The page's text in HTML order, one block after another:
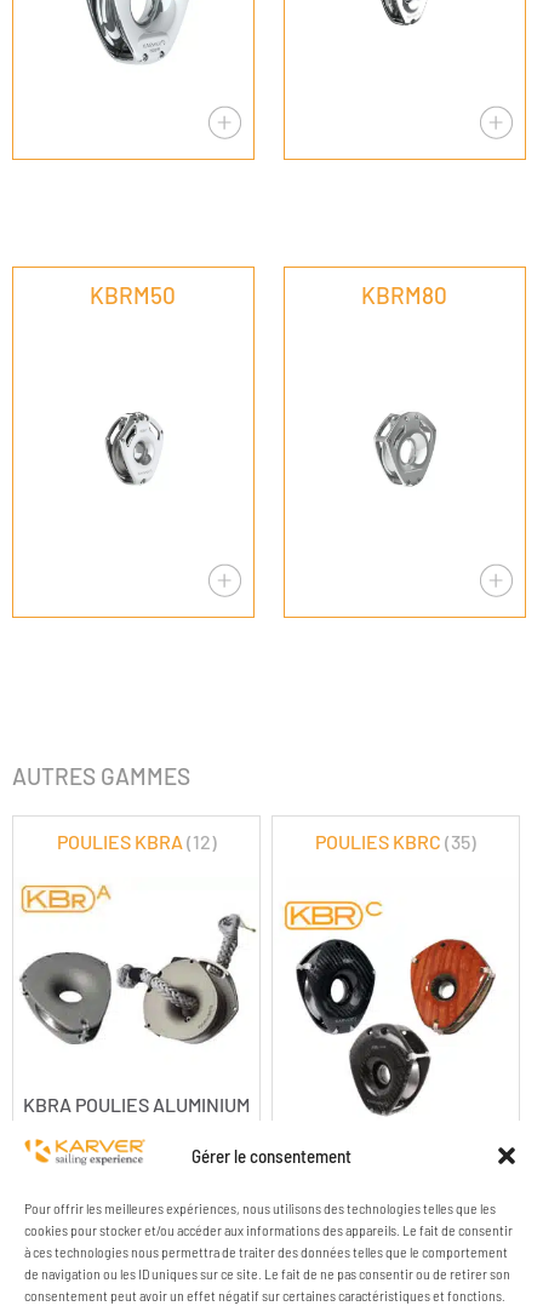
Gérer le consentement
Pour offrir les meilleures expériences, nous utilisons des technologies telles que les
cookies pour stocker et/ou accéder aux informations des appareils. Le fait de consentir
à ces technologies nous permettra de traiter des données telles que le comportement
de navigation ou les ID uniques sur ce site. Le fait de ne pas consentir ou de retirer son
consentement peut avoir un effet négatif sur certaines caractéristiques et fonctions.
KBRM50 KBRM80
AUTRES GAMMES
KBRA POULIES ALUMINIUM
POULIES KBRA (12)
KBRC POULIES CARBONE
POULIES KBRC(35)